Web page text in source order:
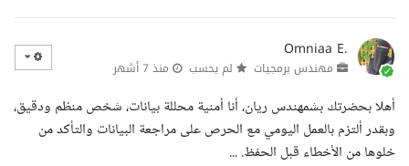
Omniaa E.
مهندس برمجيات لم يحسب منذ 7 أشهر
أهلا بحضرتك بشمهندس ريان، أنا أمنية محللة بيانات، شخص منظم ودقيق،
وبقدر ألتزم بالعمل اليومي مع الحرص على مراجعة البيانات والتأكد من
خلوها من الأخطاء قبل الحفظ. ...